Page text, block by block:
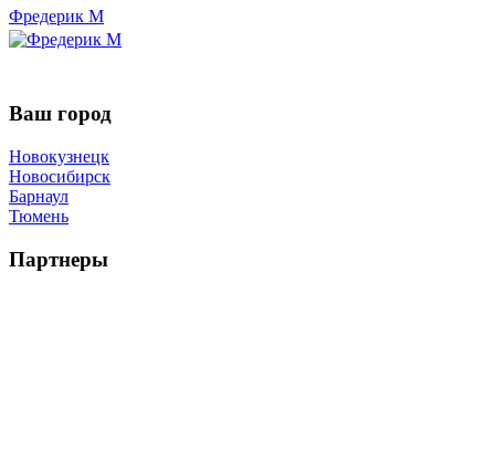
Фредерик М
Ваш город
Новокузнецк
Новосибирск
Барнаул
Тюмень
Партнеры